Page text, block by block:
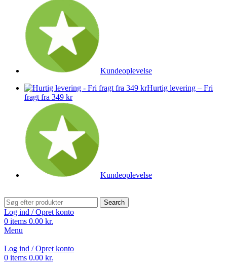
Kundeoplevelse
Hurtig levering – Fri
fragt fra 349 kr
Kundeoplevelse
Search
Log ind / Opret konto
0 items 0.00 kr.
Menu
Log ind / Opret konto
0 items 0.00 kr.